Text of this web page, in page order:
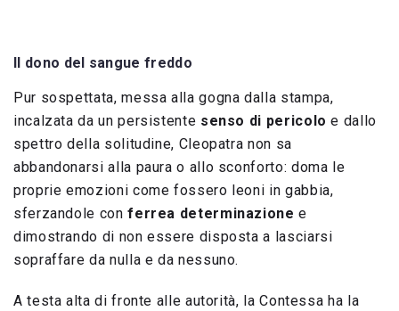
Il dono del sangue freddo
Pur sospettata, messa alla gogna dalla stampa,
incalzata da un persistente senso di pericolo e dallo
spettro della solitudine, Cleopatra non sa
abbandonarsi alla paura o allo sconforto: doma le
proprie emozioni come fossero leoni in gabbia,
sferzandole conferrea determinazione e
dimostrando di non essere disposta a lasciarsi
sopraffare da nulla e da nessuno.
A testa alta di fronte alle autorità, la Contessa ha la